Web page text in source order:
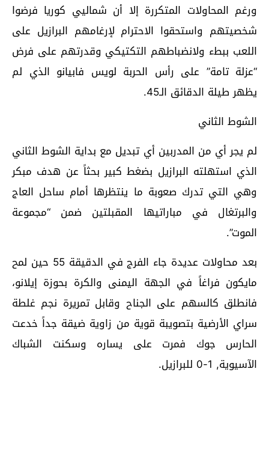
ورغم المحاولات المتكررة إلا أن شماليي كوريا فرضوا
شخصيتهم واستحقوا الاحترام لإرغامهم البرازيل على
اللعب ببطء ولانضباطهم التكتيكي وقدرتهم على فرض
“عزلة تامة” على رأس الحربة لويس فابيانو الذي لم
يظهر طيلة الدقائق الـ45.
الشوط الثاني
لم يجر أي من المدربين أي تبديل مع بداية الشوط الثاني
الذي استهلته البرازيل بضغط كبير بحثاً عن هدف مبكر
وهي التي تدرك صعوبة ما ينتظرها أمام ساحل العاج
والبرتغال في مباراتيها المقبلتين ضمن “مجموعة
الموت”.
بعد محاولات عديدة جاء الفرج في الدقيقة 55 حين لمح
مايكون فراغاً في الجهة اليمنى والكرة بحوزة إيلانو،
فانطلق كالسهم على الجناح وقابل تمريرة نجم غلطة
سراي الأرضية بتصويبة قوية من زاوية ضيقة جداً خدعت
الحارس جوك فمرت على يساره وسكنت الشباك
الآسيوية, 1-0 للبرازيل.